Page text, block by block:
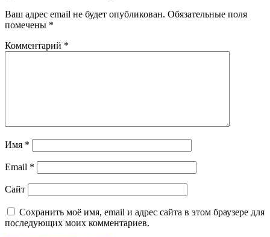
Ваш адрес email не будет опубликован. Обязательные поля
помечены *
Комментарий *
Имя *
Email *
Сайт
Сохранить моё имя, email и адрес сайта в этом браузере для
последующих моих комментариев.